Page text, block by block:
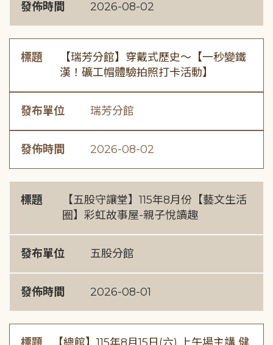
發佈時間 2026-08-02
標題
【瑞芳分館】穿戴式歷史〜【一秒變鐵
漢！礦工帽體驗拍照打卡活動】
發布單位 瑞芳分館
發佈時間 2026-08-02
標題
【五股守讓堂】115年8月份【藝文生活
圈】彩虹故事屋-親子悅讀趣
發布單位 五股分館
發佈時間 2026-08-01